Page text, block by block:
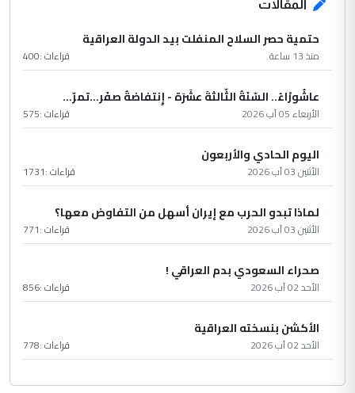
المقالات
حتمية حصر السلاح المنفلت بيد الدولة العراقية
منذ 13 ساعة قراءات :400
عاشُورْاءُ.. السّنَةُ الثّالثةَ عشَرَة - إِنتفاضةُ صفَر…تمرّ...
الأربعاء 05 آب 2026 قراءات :575
اليوم الحادي والأربعون
الأثنين 03 آب 2026 قراءات :1731
لماذا تبدو الحرب مع إيران أسهل من التفاوض معها؟
الأثنين 03 آب 2026 قراءات :771
صحراء السعودي بدم العراقي !
الأحد 02 آب 2026 قراءات :856
الأكشن بنسخته العراقية
الأحد 02 آب 2026 قراءات :778